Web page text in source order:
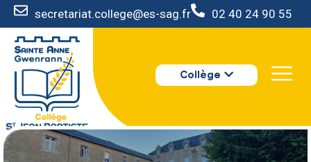
secretariat.college@es-sag.fr 02 40 24 90 55
Collège
LE COLLÈGE
S’INSCRIRE
VIE AU COLLÈGE
VOTRE ESPACE